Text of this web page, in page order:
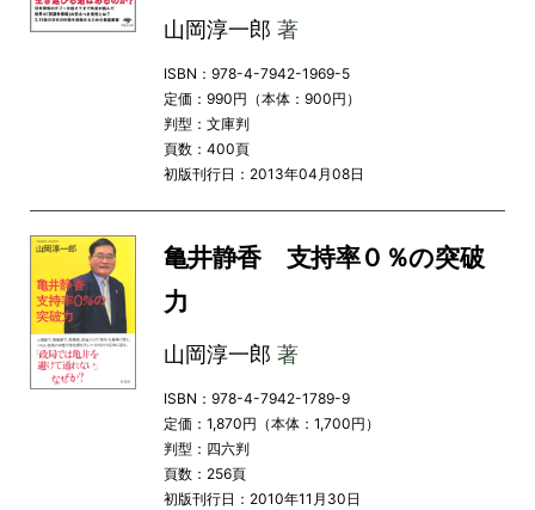
山岡淳一郎 著
ISBN：978-4-7942-1969-5
定価：990円（本体：900円）
判型：文庫判
頁数：400頁
初版刊行日：2013年04月08日
亀井静香 支持率０％の突破
力
山岡淳一郎 著
ISBN：978-4-7942-1789-9
定価：1,870円（本体：1,700円）
判型：四六判
頁数：256頁
初版刊行日：2010年11月30日